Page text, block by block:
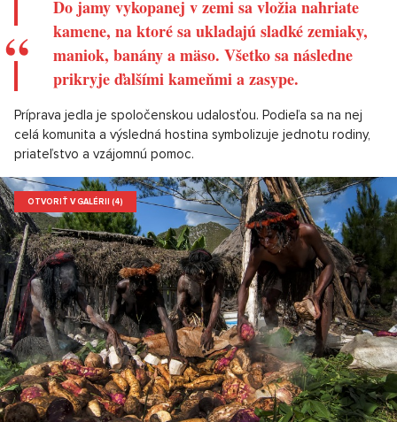
Do jamy vykopanej v zemi sa vložia nahriate
kamene, na ktoré sa ukladajú sladké zemiaky,
maniok, banány a mäso. Všetko sa následne
prikryje ďalšími kameňmi a zasype.
Príprava jedla je spoločenskou udalosťou. Podieľa sa na nej
celá komunita a výsledná hostina symbolizuje jednotu rodiny,
priateľstvo a vzájomnú pomoc.
OTVORIŤ V GALÉRII (4)